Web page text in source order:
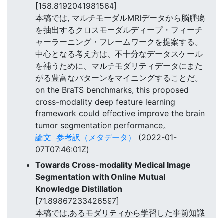
[158.8192041981564]
本稿では, マルチモーダルMRIデータから脳腫瘍
を抽出するクロスモーダルディープ・フィーチ
ャーラーニング・フレームワークを提案する。
中心となる考え方は、不十分なデータスケール
を補うために、マルチモダリティデータにまた
がる豊富なパターンをマイニングすることだ。
on the BraTS benchmarks, this proposed
cross-modality deep feature learning
framework could effective improve the brain
tumor segmentation performance。
論文 参考訳（メタデータ）
(2022-01-
07T07:46:01Z)
Towards Cross-modality Medical Image
Segmentation with Online Mutual
Knowledge Distillation
[71.89867233426597]
本稿では,あるモダリティから学習した事前知識